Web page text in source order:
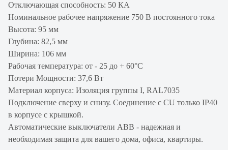
Отключающая способность: 50 КА
Номинальное рабочее напряжение 750 В постоянного тока
Высота: 95 мм
Глубина: 82,5 мм
Ширина: 106 мм
Рабочая температура: от - 25 до + 60°С
Потери Мощности: 37,6 Вт
Материал корпуса: Изоляция группы I, RAL7035
Подключение сверху и снизу. Соединение с CU только IP40
в корпусе с крышкой.
Автоматические выключатели ABB - надежная и
необходимая защита для вашего дома, офиса, квартиры.